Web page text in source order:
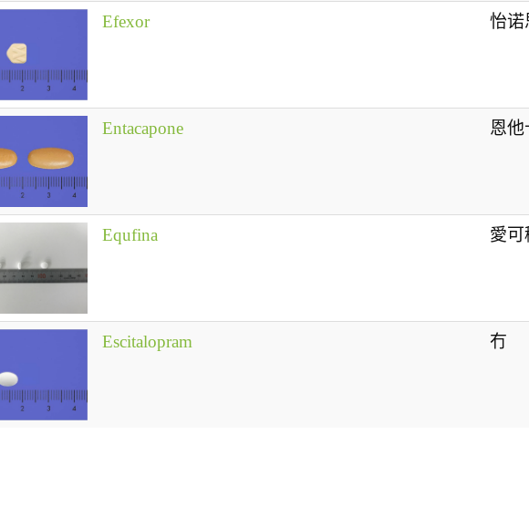
Efexor 怡诺
Entacapone 恩他
Equfina 愛可
Escitalopram 冇